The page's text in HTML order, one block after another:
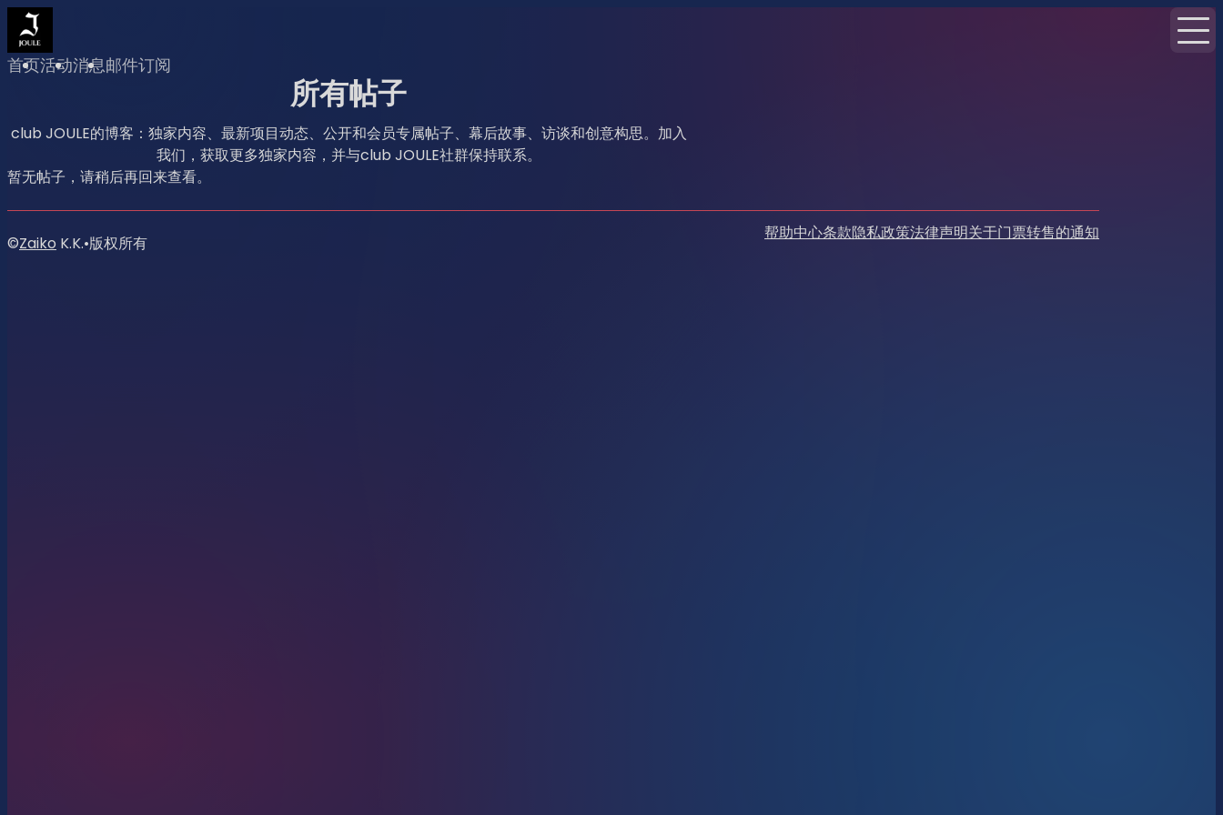
首页活动消息邮件订阅
所有帖子
club JOULE的博客：独家内容、最新项目动态、公开和会员专属帖子、幕后故事、访谈和创意构思。加入
我们，获取更多独家内容，并与club JOULE社群保持联系。
暂无帖子，请稍后再回来查看。
帮助中心条款隐私政策法律声明关于门票转售的通知
©Zaiko K.K.•版权所有